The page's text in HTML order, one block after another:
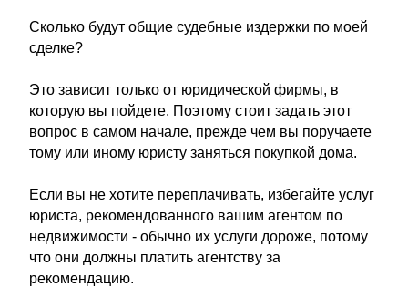
Сколько будут общие судебные издержки по моей
сделке?
Это зависит только от юридической фирмы, в
которую вы пойдете. Поэтому стоит задать этот
вопрос в самом начале, прежде чем вы поручаете
тому или иному юристу заняться покупкой дома.
Если вы не хотите переплачивать, избегайте услуг
юриста, рекомендованного вашим агентом по
недвижимости - обычно их услуги дороже, потому
что они должны платить агентству за
рекомендацию.